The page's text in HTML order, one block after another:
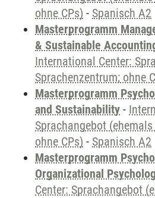
ohne CPs) - Spanisch A2
Masterprogramm
& Sustainable
International Center:
Sprachenzentrum; ohne
Masterprogramm
and Sustainability -
Sprachangebot
ohne CPs) - Spanisch A2
Masterprogramm
Organizational
Center: Sprachangebot